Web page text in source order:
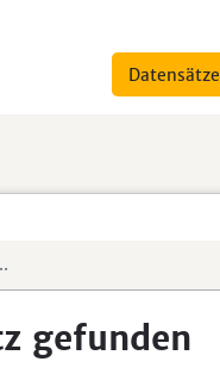
Datensätze
gefunden